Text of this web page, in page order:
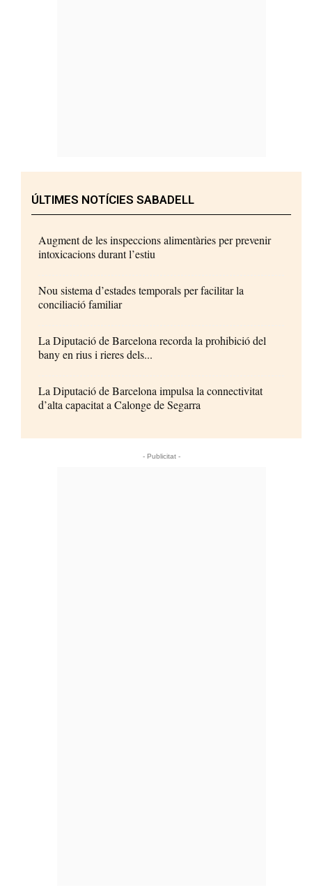
ÚLTIMES NOTÍCIES SABADELL
Augment de les inspeccions alimentàries per prevenir
intoxicacions durant l’estiu
Nou sistema d’estades temporals per facilitar la
conciliació familiar
La Diputació de Barcelona recorda la prohibició del
bany en rius i rieres dels...
La Diputació de Barcelona impulsa la connectivitat
d’alta capacitat a Calonge de Segarra
- Publicitat -